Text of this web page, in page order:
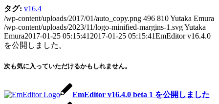
タグ: v16.4
/wp-content/uploads/2017/01/auto_copy.png 496 810Yutaka Emura
/wp-content/uploads/2023/11/logo-minified-margins-1.svgYutaka
Emura2017-01-25 05:15:41 2017-01-25 05:15:41EmEditor v16.4.0
を公開しました。
次も気に入っていただけるかもしれません。
EmEditor v16.4.0 beta 1 を公開しました